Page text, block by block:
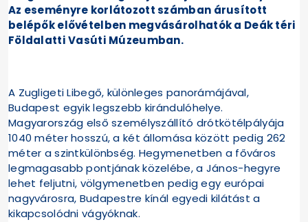
Az eseményre korlátozott számban árusított
belépők elővételben megvásárolhatók a Deák téri
Földalatti Vasúti Múzeumban.
A Zugligeti Libegő, különleges panorámájával,
Budapest egyik legszebb kirándulóhelye.
Magyarország első személyszállító drótkötélpályája
1040 méter hosszú, a két állomása között pedig 262
méter a szintkülönbség. Hegymenetben a főváros
legmagasabb pontjának közelébe, a János-hegyre
lehet feljutni, völgymenetben pedig egy európai
nagyvárosra, Budapestre kínál egyedi kilátást a
kikapcsolódni vágyóknak.